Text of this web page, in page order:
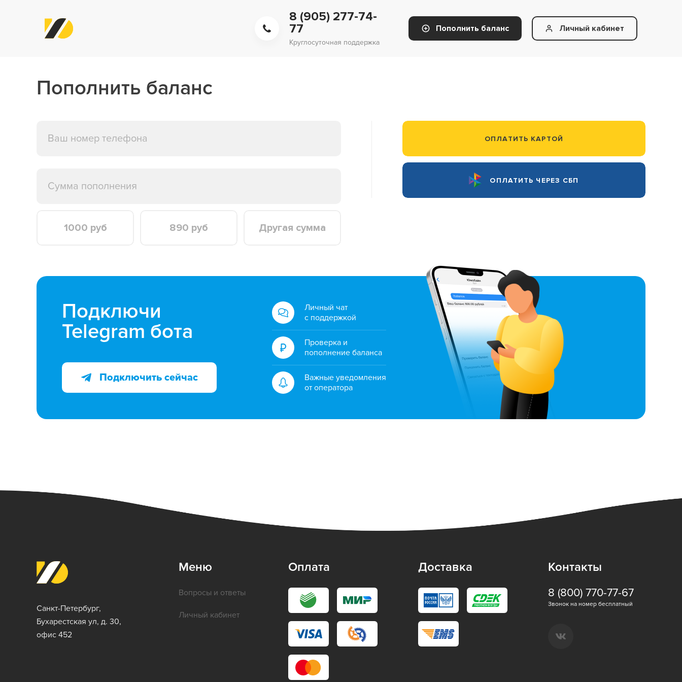
8 (905) 277-74-
77
Круглосуточная поддержка
Пополнить баланс Личный кабинет
Пополнить баланс
1000 руб 890 руб Другая сумма
ОПЛАТИТЬ КАРТОЙ
ОПЛАТИТЬ ЧЕРЕЗ СБП
Подключи
Telegram бота
Подключить сейчас
Личный чат
с поддержкой
Проверка и
пополнение баланса
Важные уведомления
от оператора
Санкт-Петербург,
Бухарестская ул, д. 30,
офис 452
Меню
Вопросы и ответы
Личный кабинет
Оплата Доставка Контакты
8 (800) 770-77-67
Звонок на номер бесплатный